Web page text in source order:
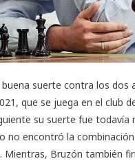
suerte contra los dos
, que se juega en el club
su suerte fue
no encontró la
Bruzón también